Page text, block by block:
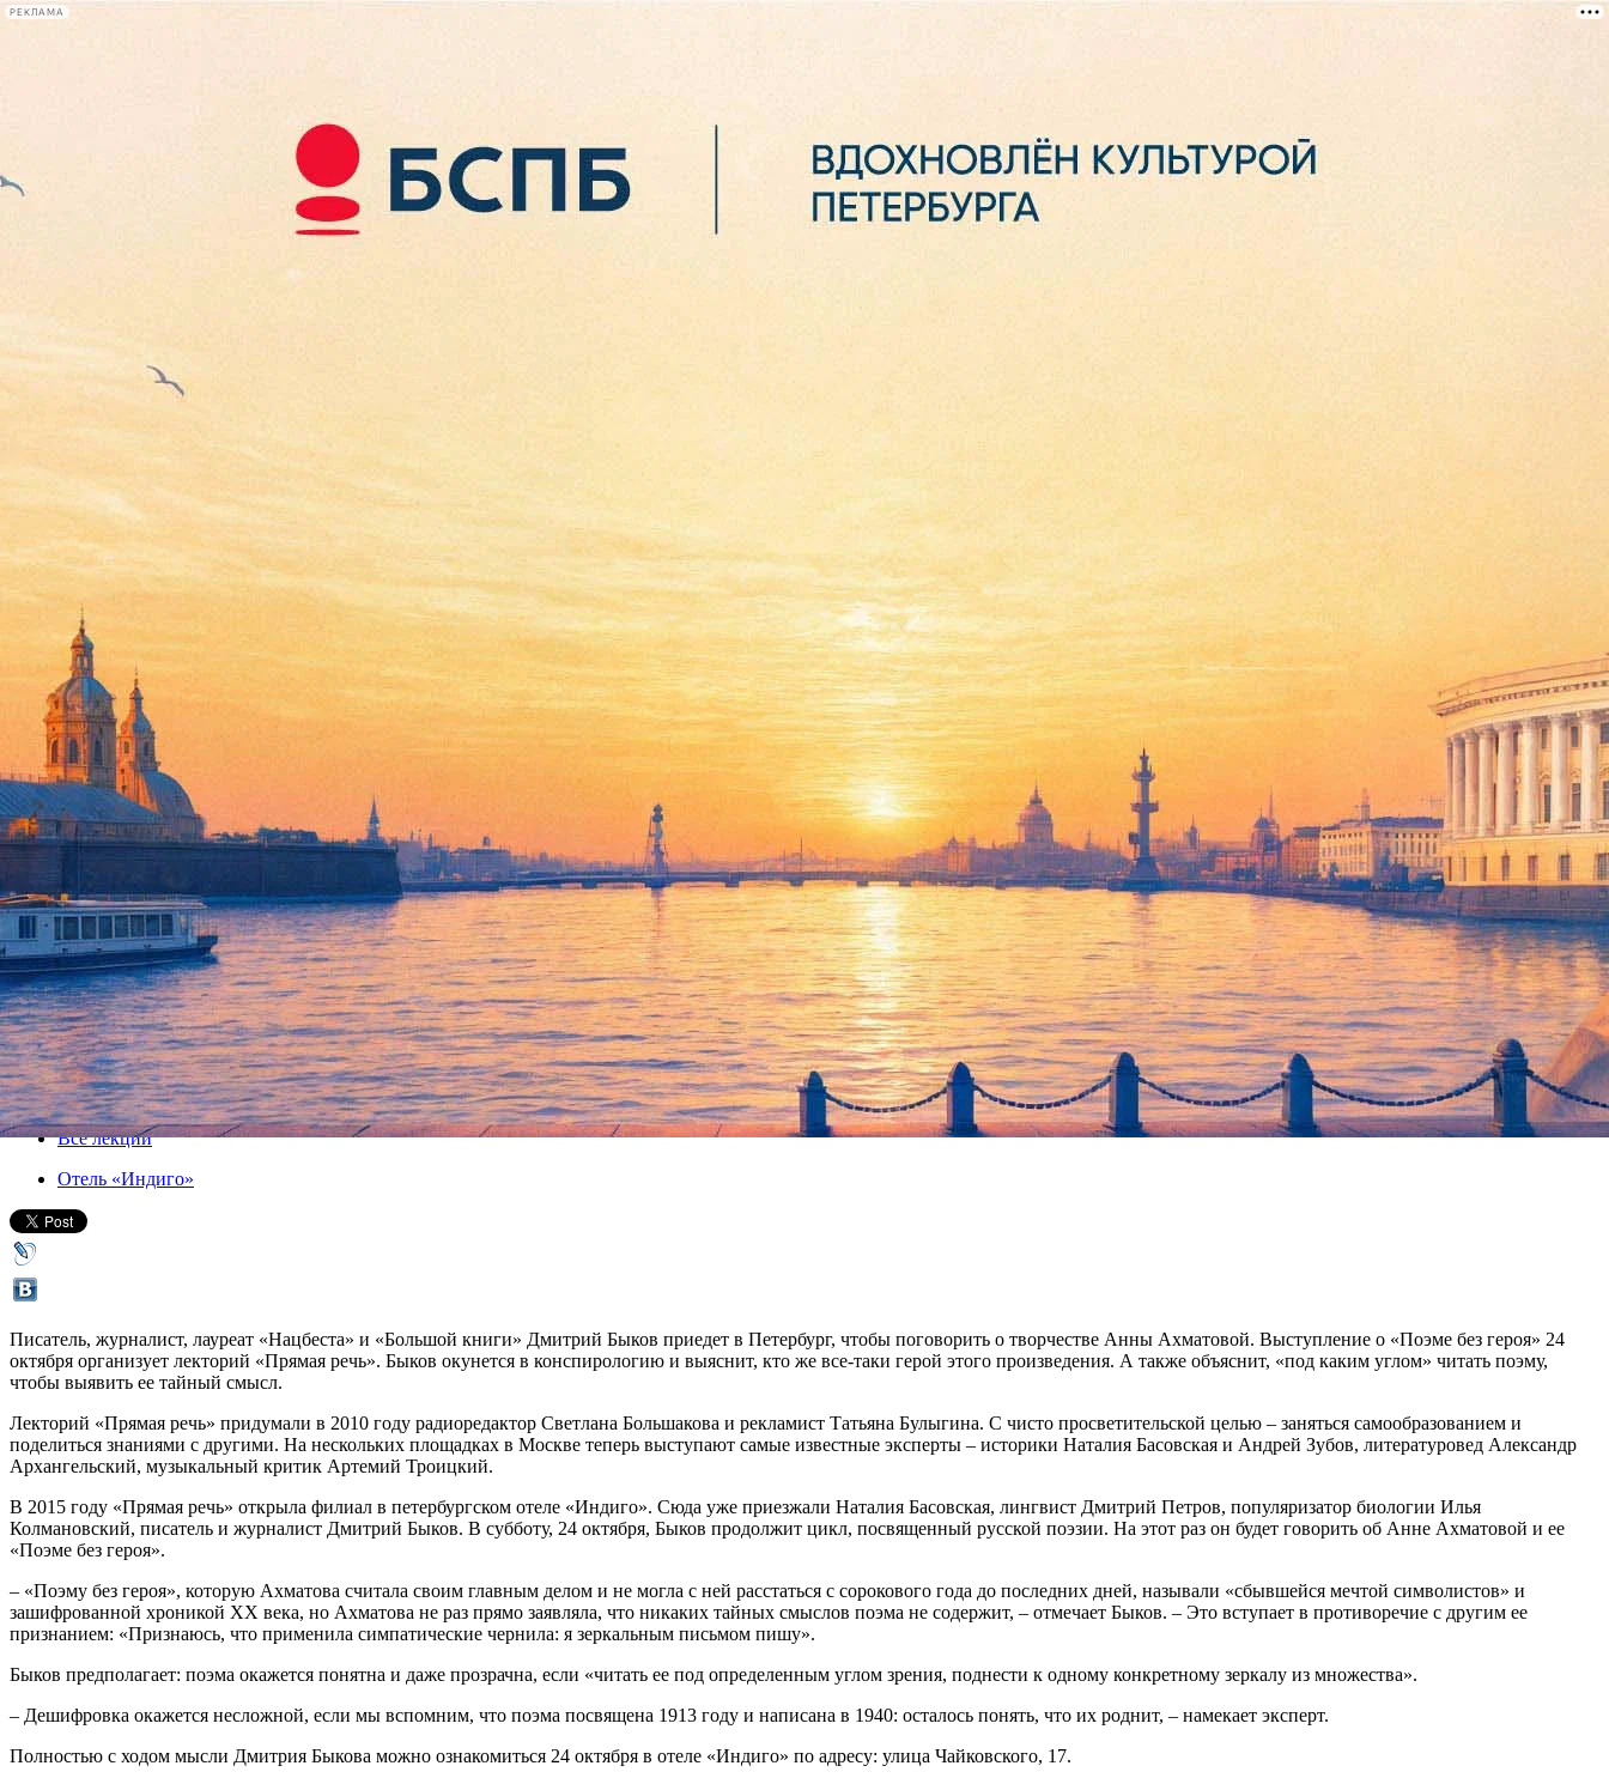
РЕКЛАМА
лекции
книги
Дмитрий Быков расшифрует Ахматову
24 октября 2015, суббота,19.30
Версия для печати
Все книги
Все лекции
Отель «Индиго»
Писатель, журналист, лауреат «Нацбеста» и «Большой книги» Дмитрий Быков приедет в Петербург, чтобы поговорить о творчестве Анны Ахматовой. Выступление о «Поэме без героя» 24
октября организует лекторий «Прямая речь». Быков окунется в конспирологию и выяснит, кто же все-таки герой этого произведения. А также объяснит, «под каким углом» читать поэму,
чтобы выявить ее тайный смысл.
Лекторий «Прямая речь» придумали в 2010 году радиоредактор Светлана Большакова и рекламист Татьяна Булыгина. С чисто просветительской целью – заняться самообразованием и
поделиться знаниями с другими. На нескольких площадках в Москве теперь выступают самые известные эксперты – историки Наталия Басовская и Андрей Зубов, литературовед Александр
Архангельский, музыкальный критик Артемий Троицкий.
В 2015 году «Прямая речь» открыла филиал в петербургском отеле «Индиго». Сюда уже приезжали Наталия Басовская, лингвист Дмитрий Петров, популяризатор биологии Илья
Колмановский, писатель и журналист Дмитрий Быков. В субботу, 24 октября, Быков продолжит цикл, посвященный русской поэзии. На этот раз он будет говорить об Анне Ахматовой и ее
«Поэме без героя».
– «Поэму без героя», которую Ахматова считала своим главным делом и не могла с ней расстаться с сорокового года до последних дней, называли «сбывшейся мечтой символистов» и
зашифрованной хроникой ХХ века, но Ахматова не раз прямо заявляла, что никаких тайных смыслов поэма не содержит, – отмечает Быков. – Это вступает в противоречие с другим ее
признанием: «Признаюсь, что применила симпатические чернила: я зеркальным письмом пишу».
Быков предполагает: поэма окажется понятна и даже прозрачна, если «читать ее под определенным углом зрения, поднести к одному конкретному зеркалу из множества».
– Дешифровка окажется несложной, если мы вспомним, что поэма посвящена 1913 году и написана в 1940: осталось понять, что их роднит, – намекает эксперт.
Полностью с ходом мысли Дмитрия Быкова можно ознакомиться 24 октября в отеле «Индиго» по адресу: улица Чайковского, 17.